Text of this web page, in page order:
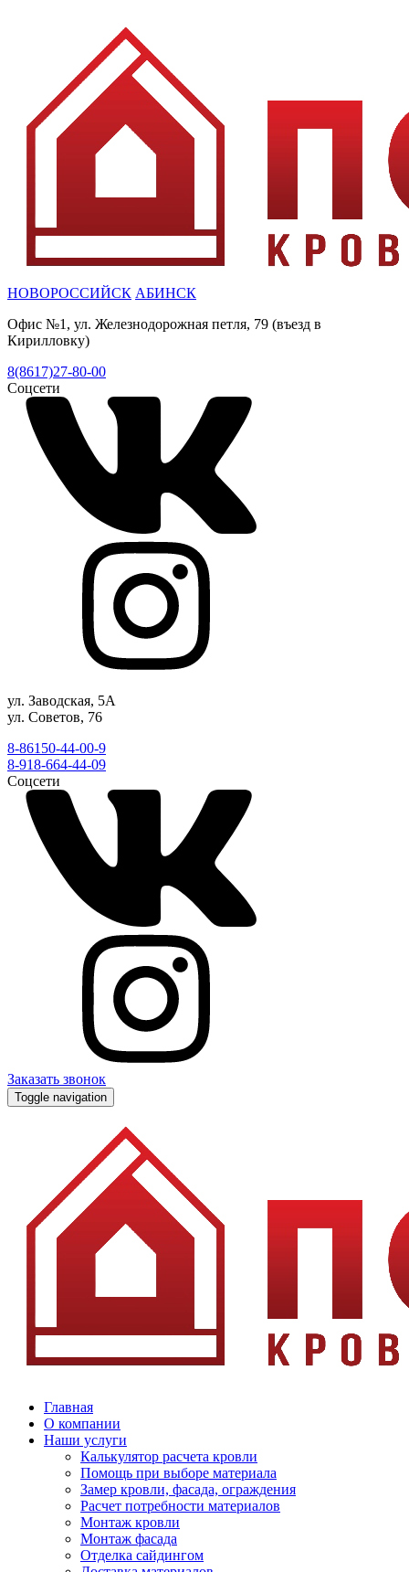
НОВОРОССИЙСК АБИНСК
Офис №1, ул. Железнодорожная петля, 79 (въезд в
Кирилловку)
8(8617)27-80-00
Соцсети
ул. Заводская, 5А
ул. Советов, 76
8-86150-44-00-9
8-918-664-44-09
Соцсети
Заказать звонок
Toggle navigation
Главная
О компании
Наши услуги
Калькулятор расчета кровли
Помощь при выборе материала
Замер кровли, фасада, ограждения
Расчет потребности материалов
Монтаж кровли
Монтаж фасада
Отделка сайдингом